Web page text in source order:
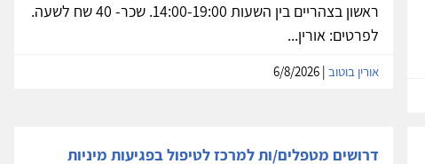
ראשון בצהריים בין השעות 14:00-19:00. שכר- 40 שח לשעה.
לפרטים: אורין...
אורין בוטוב | 6/8/2026
דרושים מטפלים/ות למרכז לטיפול בפגיעות מיניות